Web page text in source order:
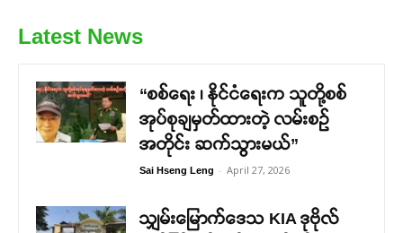
Latest News
“စစ်ရေး ၊ နိုင်ငံရေးက သူတို့စစ်
အုပ်စုချမှတ်ထားတဲ့ လမ်းစဉ်
အတိုင်း ဆက်သွားမယ်”
Sai Hseng Leng - April 27, 2026
သျှမ်းမြောက်ဒေသ KIA ဒုဗိုလ်